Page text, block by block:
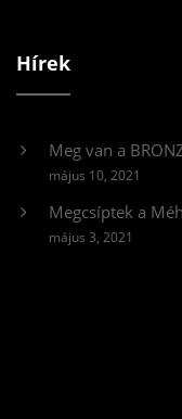
Hírek
Meg van a
május 10, 2021
Megcsíptek a
május 3, 2021